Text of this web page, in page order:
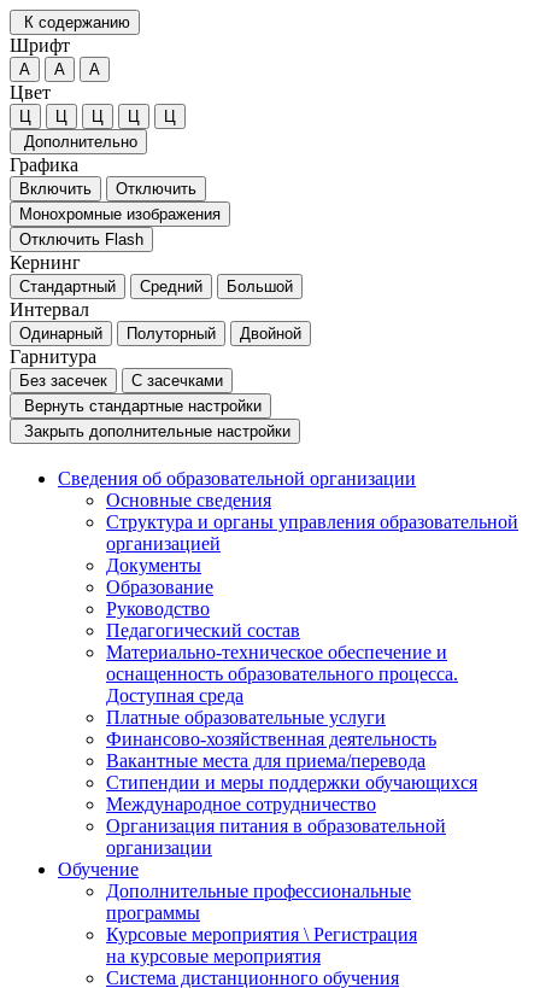
К содержанию
Шрифт
А А А
Цвет
Ц Ц Ц Ц
Ц
Дополнительно
Графика
Включить
Отключить
Монохромные изображения
Отключить Flash
Кернинг
Стандартный Средний Большой
Интервал
Одинарный Полуторный Двойной
Гарнитура
Без засечек
С засечками
Вернуть стандартные настройки
Закрыть дополнительные настройки
Сведения об образовательной организации
Основные сведения
Структура и органы управления образовательной
организацией
Документы
Образование
Руководство
Педагогический состав
Материально-техническое обеспечение и
оснащенность образовательного процесса.
Доступная среда
Платные образовательные услуги
Финансово-хозяйственная деятельность
Вакантные места для приема/перевода
Стипендии и меры поддержки обучающихся
Международное сотрудничество
Организация питания в образовательной
организации
Обучение
Дополнительные профессиональные
программы
Курсовые мероприятия \ Регистрация
на курсовые мероприятия
Система дистанционного обучения